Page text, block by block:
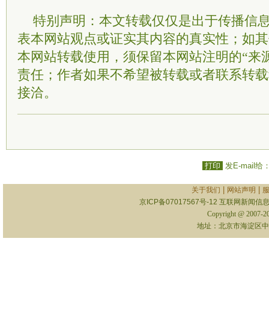
特别声明：本文转载仅仅是出于传播信
表本网站观点或证实其内容的真实性；如
本网站转载使用，须保留本网站注明的“来
责任；作者如果不希望被转载或者联系转
接洽。
打印 发E-mail给
关于我们 网站声明
京ICP备07017567号-12 互联网新闻信
Copyright @ 2007-
地址：北京市海淀区